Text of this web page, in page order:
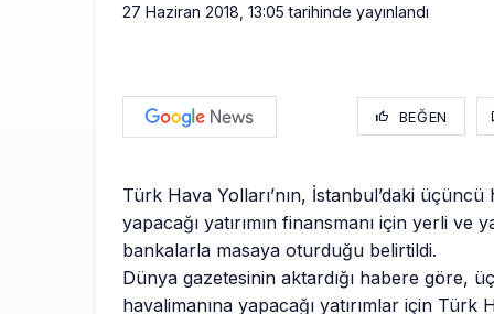
27 Haziran 2018, 13:05 tarihinde yayınlandı
BEĞEN
Türk Hava Yolları’nın, İstanbul’daki üçüncü
yapacağı yatırımın finansmanı için yerli ve
bankalarla masaya oturduğu belirtildi.
Dünya gazetesinin aktardığı habere göre,
havalimanına yapacağı yatırımlar için Türk